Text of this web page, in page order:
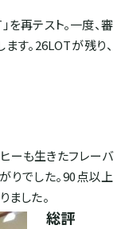
を再テスト。一度、審
す。26LOTが残り、
ーも生きたフレーバ
りでした。90点以上
ました。
総評